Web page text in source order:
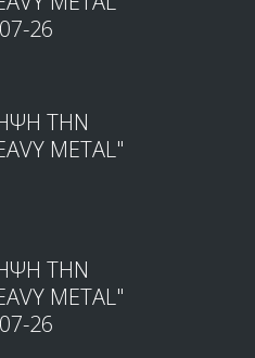
26
ΤΗΝ
METAL"
ΤΗΝ
METAL"
26